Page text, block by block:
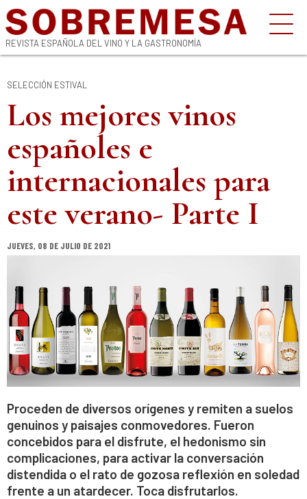
REVISTA ESPAÑOLA DEL VINO Y LA GASTRONOMÍA
SELECCIÓN ESTIVAL
Los mejores vinos
españoles e
internacionales para
este verano- Parte I
JUEVES, 08 DE JULIO DE 2021
Proceden de diversos orígenes y remiten a suelos
genuinos y paisajes conmovedores. Fueron
concebidos para el disfrute, el hedonismo sin
complicaciones, para activar la conversación
distendida o el rato de gozosa reflexión en soledad
frente a un atardecer. Toca disfrutarlos.